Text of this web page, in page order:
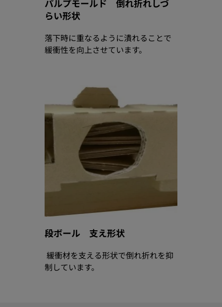
パルプモールド 倒れ折れしづ
らい形状
落下時に重なるように潰れることで
緩衝性を向上させています。
段ボール 支え形状
緩衝材を支える形状で倒れ折れを抑
制しています。